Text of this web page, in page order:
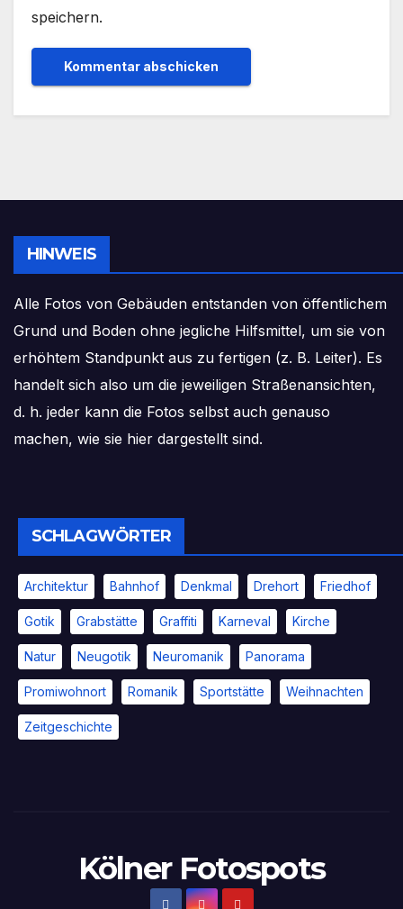
speichern.
HINWEIS
Alle Fotos von Gebäuden entstanden von öffentlichem
Grund und Boden ohne jegliche Hilfsmittel, um sie von
erhöhtem Standpunkt aus zu fertigen (z. B. Leiter). Es
handelt sich also um die jeweiligen Straßenansichten,
d. h. jeder kann die Fotos selbst auch genauso
machen, wie sie hier dargestellt sind.
SCHLAGWÖRTER
Architektur Bahnhof Denkmal Drehort Friedhof
Gotik Grabstätte Graffiti Karneval Kirche
Natur Neugotik Neuromanik Panorama
Promiwohnort Romanik Sportstätte Weihnachten
Zeitgeschichte
Kölner Fotospots